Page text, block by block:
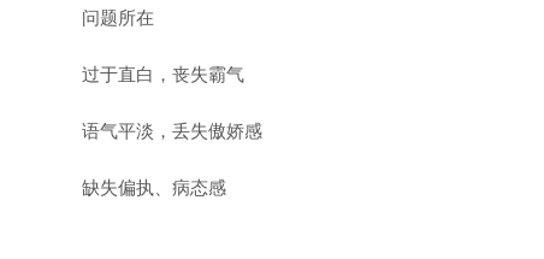
问题所在
过于直白，丧失霸气
语气平淡，丢失傲娇感
缺失偏执、病态感